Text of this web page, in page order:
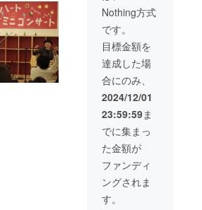
サート（主催者
様よりチケット
販売可） ※演奏
は4-50分程度に
なります。 ※開
催の有効期限は
2025年12月31
日までとしま
す。 ※オンライ
ン配信は対応致
しかねます。 ※
開催は日本国内
に限ります。 ※
反社会勢力、宗
教団体、政治結
社、マルチ商
法、ネットワー
クビジネス等に
満の入場不可。
※クラウドファン
ディングの特性
上、大変お手数
をおかけします
が 複数枚ご購入
いただく場合、
「1席ずつ」人数
分のご購入をお
願いします。 ※2
席分以上の料金
を振り込んでい
ただいた場合
も、1つの申し込
みにつきお席の
確保は1席のみと
なります。予め
ご了承下さい。
わせ下さい。事
前のご連絡なく
ご購入いただい
てもコンサート
を行えない可能
性があります。
その際の返金は
いたしかねま
す。 連絡先
mail.com ※会
場、音響設備、
音響スタッフ、
プロジェク
ター、スクリー
ンなどのご用意
は主催者様にて
お願い致しま
Nothing方式
です。
目標金額を
達成した場
合にのみ、
2024/12/01
23:59:59ま
でに集まっ
た金額が
ファンディ
ングされま
す。